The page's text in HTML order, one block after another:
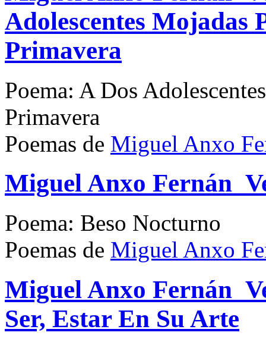
Adolescentes Mojadas
Primavera
Poema: A Dos
Primavera
Poemas de Miguel Anxo
Miguel Anxo
Poema: Beso Nocturno
Poemas de Miguel Anxo
Miguel Anxo
Ser, Estar En Su Arte